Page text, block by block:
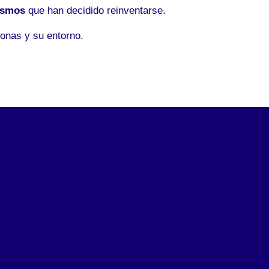
que han decidido reinventarse.
y su entorno.